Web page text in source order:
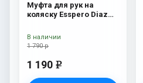
Муфта для рук на
коляску Esspero Diaz
Grey
1 790 р
1 190 e
В наличии